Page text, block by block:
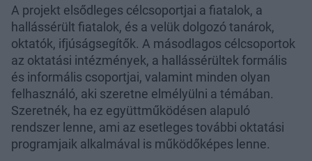
A projekt elsődleges célcsoportjai a fiatalok, a
hallássérült fiatalok, és a velük dolgozó tanárok,
oktatók, ifjúságsegítők. A másodlagos célcsoportok
az oktatási intézmények, a hallássérültek formális
és informális csoportjai, valamint minden olyan
felhasználó, aki szeretne elmélyülni a témában.
Szeretnék, ha ez együttműködésen alapuló
rendszer lenne, ami az esetleges további oktatási
programjaik alkalmával is működőképes lenne.